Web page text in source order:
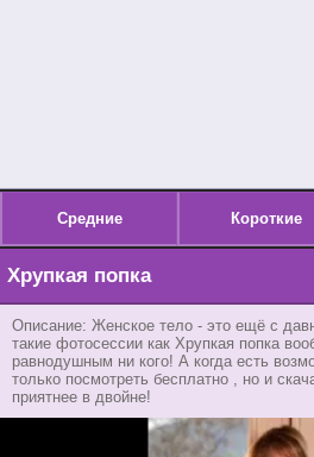
Средние Короткие
Хрупкая попка
Описание: Женское тело - это ещё с
такие фотосессии как Хрупкая попка
равнодушным ни кого! А когда есть
только посмотреть бесплатно , но и
приятнее в двойне!